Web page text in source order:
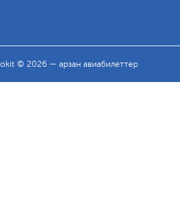
© 2026 — арзан авиабилеттер